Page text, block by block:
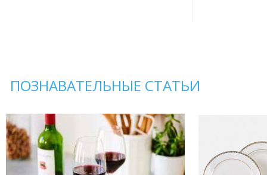
ПОЗНАВАТЕЛЬНЫЕ СТАТЬИ